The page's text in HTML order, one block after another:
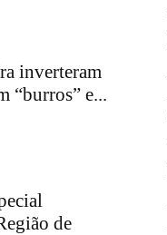
inverteram
“burros” e...
de